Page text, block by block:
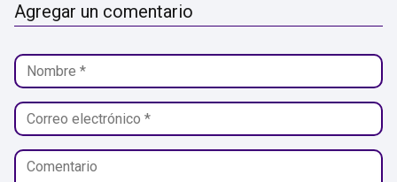
Agregar un comentario